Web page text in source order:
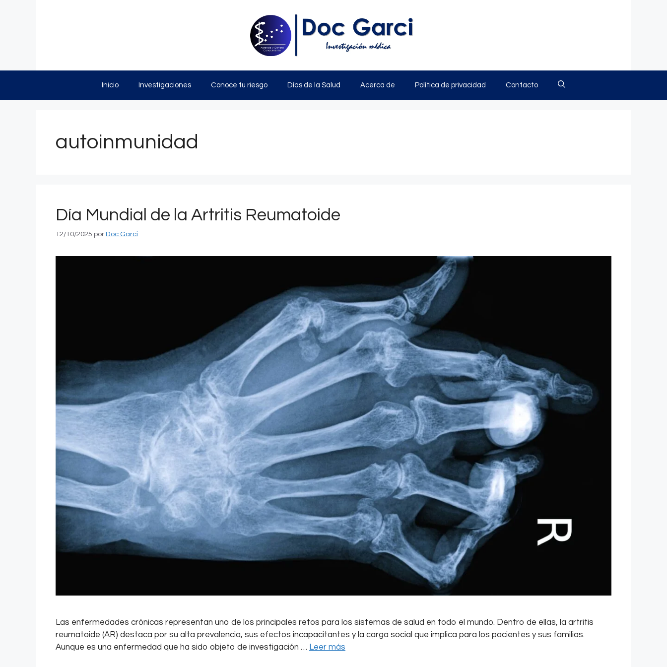
Inicio Investigaciones Conoce tu riesgo Días de la Salud Acerca de Política de privacidad Contacto
autoinmunidad
Día Mundial de la Artritis Reumatoide
12/10/2025 por Doc Garci
Las enfermedades crónicas representan uno de los principales retos para los sistemas de salud en todo el mundo. Dentro de ellas, la artritis
reumatoide (AR) destaca por su alta prevalencia, sus efectos incapacitantes y la carga social que implica para los pacientes y sus familias.
Aunque es una enfermedad que ha sido objeto de investigación … Leer más